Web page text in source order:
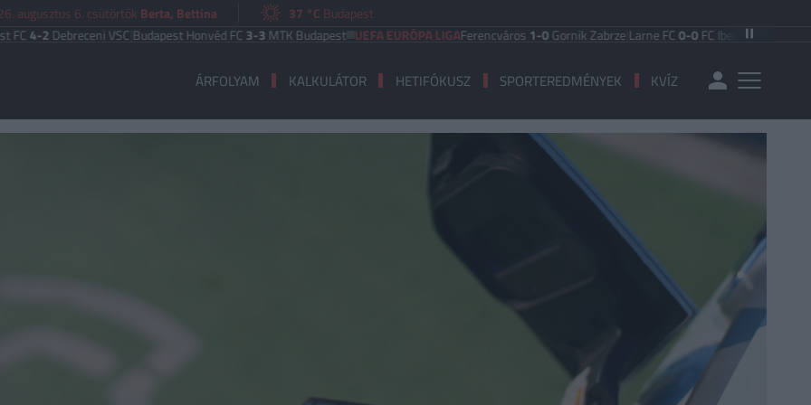
augusztus 6. csütörtök Berta, Bettina 37 °C Budapest
Debreceni VSC|Budapest Honvéd FC3-3MTK Budapest UEFA EURÓPA LIGAFerencváros1-0Gornik Zabrze|Larne FC0-0FC Iberia 1999 Shamrock
ÁRFOLYAM KALKULÁTOR HETIFÓKUSZ SPORTEREDMÉNYEK KVÍZ